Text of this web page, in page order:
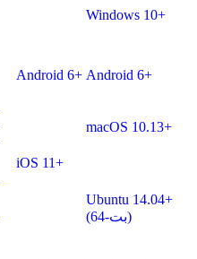
Windows 10+
Android 6+ Android 6+
macOS 10.13+
iOS 11+
Ubuntu 14.04+
(64-بت)